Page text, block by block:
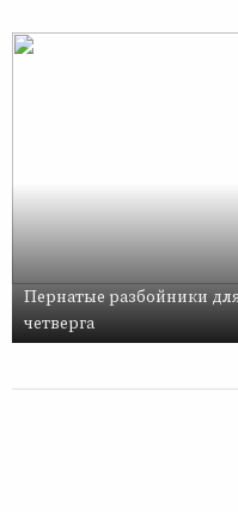
Пернатые разбойники
четверга